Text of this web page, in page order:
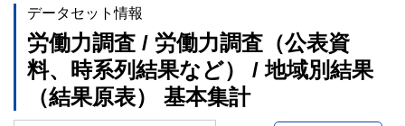
データセット情報
労働力調査 / 労働力調査（公表資
料、時系列結果など） / 地域別結果
（結果原表） 基本集計